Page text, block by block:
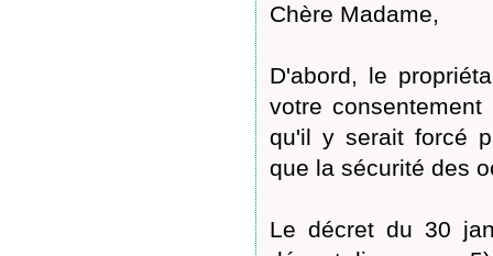
Chère Madame,
D'abord, le
votre
qu'il y serait forcé
que la sécurité des
Le décret du 30